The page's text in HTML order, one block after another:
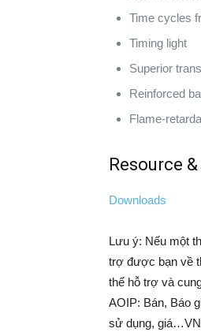
Time cycles
Timing light
Superior
Reinforced
Flame-
Resource
Downloads
Lưu ý: Nếu một
trợ được bạn về
thể hỗ trợ và
AOIP: Bán, Báo
sử dụng,